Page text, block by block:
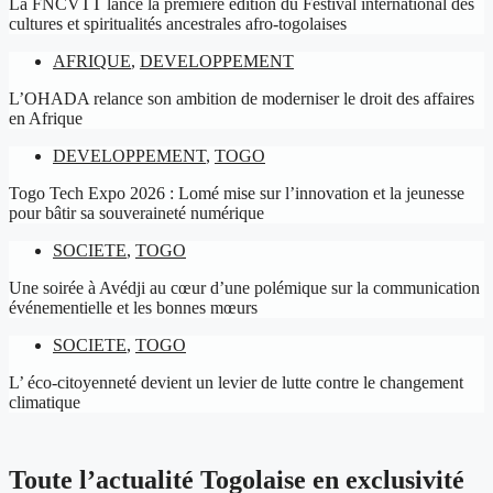
cultures et spiritualités ancestrales afro-togolaises
AFRIQUE, DEVELOPPEMENT
L’OHADA relance son ambition de moderniser le droit des affaires
en Afrique
DEVELOPPEMENT, TOGO
Togo Tech Expo 2026 : Lomé mise sur l’innovation et la jeunesse
pour bâtir sa souveraineté numérique
SOCIETE, TOGO
Une soirée à Avédji au cœur d’une polémique sur la communication
événementielle et les bonnes mœurs
SOCIETE, TOGO
L’ éco-citoyenneté devient un levier de lutte contre le changement
climatique
Toute l’actualité Togolaise en exclusivité